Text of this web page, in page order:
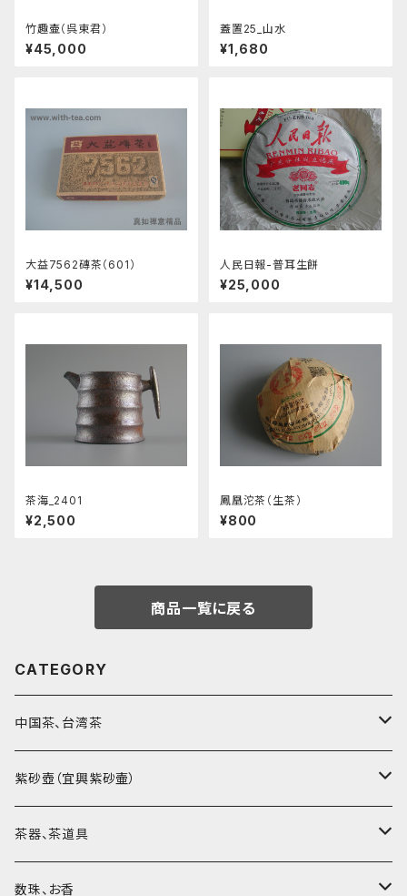
竹趣壷（呉東君）
¥45,000
蓋置25_山水
¥1,680
大益7562磚茶（601）
¥14,500
人民日報-普耳生餅
¥25,000
茶海_2401
¥2,500
鳳凰沱茶（生茶）
¥800
商品一覧に戻る
CATEGORY
中国茶、台湾茶
烏龍茶（ウーロン茶）
黒茶（緊圧茶、普洱茶）
紅茶、白茶、緑茶
紫砂壺（宜興紫砂壷）
大師、名人、高工の作品
周菊英（高級工藝美術師）
茶器、茶道具
茶杯、聞香杯
数珠、お香